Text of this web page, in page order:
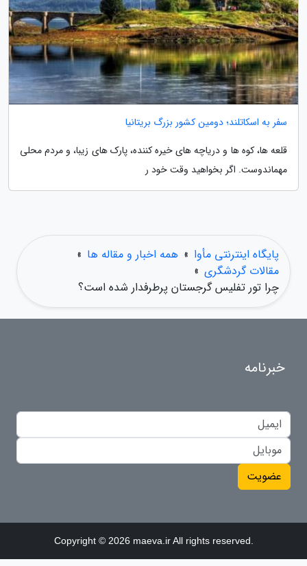
سفر به اسکاتلند؛ دومین کشور بزرگ بریتانیا
قلعه ها، کوه ها و دریاچه های خیره کننده، پارک های زیبا، و مردم محلی
مهماندوست. اگر بخواهید وقت خود ر
پایگاه اینترنتی مأوا » همه اخبار و مقاله ها »
مقالات گردشگری »
چرا تور تفلیس گرجستان پرطرفدار شده است؟
خبرنامه
عضویت
Copyright © 2026 maeva.ir All rights reserved.